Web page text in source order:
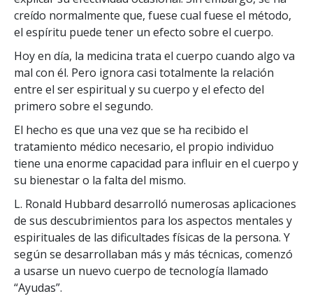
creído normalmente que, fuese cual fuese el método,
el espíritu puede tener un efecto sobre el cuerpo.
Hoy en día, la medicina trata el cuerpo cuando algo va
mal con él. Pero ignora casi totalmente la relación
entre el ser espiritual y su cuerpo y el efecto del
primero sobre el segundo.
El hecho es que una vez que se ha recibido el
tratamiento médico necesario, el propio individuo
tiene una enorme capacidad para influir en el cuerpo y
su bienestar o la falta del mismo.
L. Ronald Hubbard desarrolló numerosas aplicaciones
de sus descubrimientos para los aspectos mentales y
espirituales de las dificultades físicas de la persona. Y
según se desarrollaban más y más técnicas, comenzó
a usarse un nuevo cuerpo de tecnología llamado
“Ayudas”.